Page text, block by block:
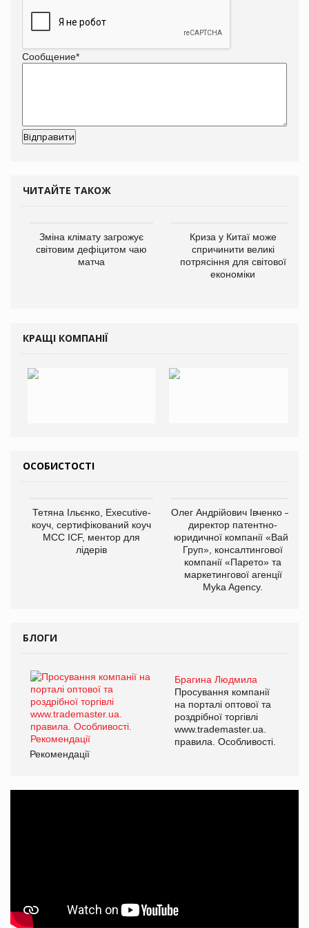
Сообщение*
ЧИТАЙТЕ ТАКОЖ
Зміна клімату загрожує
світовим дефіцитом чаю
матча
Криза у Китаї може
спричинити великі
потрясіння для світової
економіки
КРАЩІ КОМПАНІЇ
ОСОБИСТОСТІ
Тетяна Ільєнко, Executive-
коуч, сертифікований коуч
МСС ICF, ментор для
лідерів
Олег Андрійович Івченко —
директор патентно-
юридичної компанії «Вайз
Груп», консалтингової
компанії «Парето» та
маркетингової агенції
Myka Agency.
БЛОГИ
Брагина Людмила
Просування компанії
на порталі оптової та
роздрібної торгівлі
www.trademaster.ua.
правила. Особливості.
Рекомендації